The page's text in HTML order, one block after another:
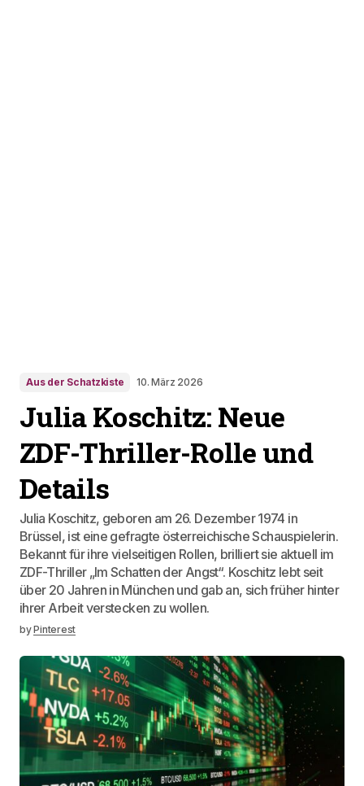
Aus der Schatzkiste 10. März 2026
Julia Koschitz: Neue
ZDF-Thriller-Rolle und
Details
Julia Koschitz, geboren am 26. Dezember 1974 in
Brüssel, ist eine gefragte österreichische Schauspielerin.
Bekannt für ihre vielseitigen Rollen, brilliert sie aktuell im
ZDF-Thriller „Im Schatten der Angst“. Koschitz lebt seit
über 20 Jahren in München und gab an, sich früher hinter
ihrer Arbeit verstecken zu wollen.
byPinterest